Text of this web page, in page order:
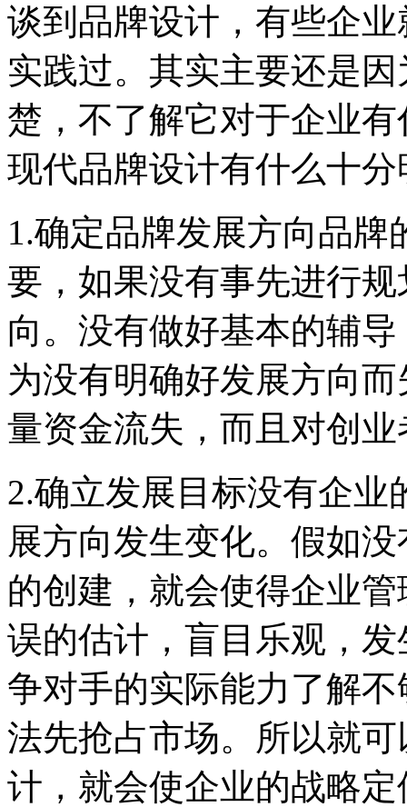
谈到品牌设计，有些企
实践过。其实主要还是
楚，不了解它对于企业
现代品牌设计有什么十
1.确定品牌发展方向品
要，如果没有事先进行
向。没有做好基本的辅
为没有明确好发展方向
量资金流失，而且对创
2.确立发展目标没有企
展方向发生变化。假如
的创建，就会使得企业
误的估计，盲目乐观，
争对手的实际能力了解
法先抢占市场。所以就
计，就会使企业的战略